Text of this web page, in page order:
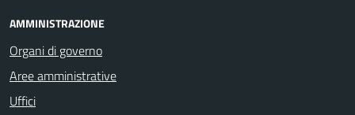
AMMINISTRAZIONE
Organi di governo
Aree amministrative
Uffici